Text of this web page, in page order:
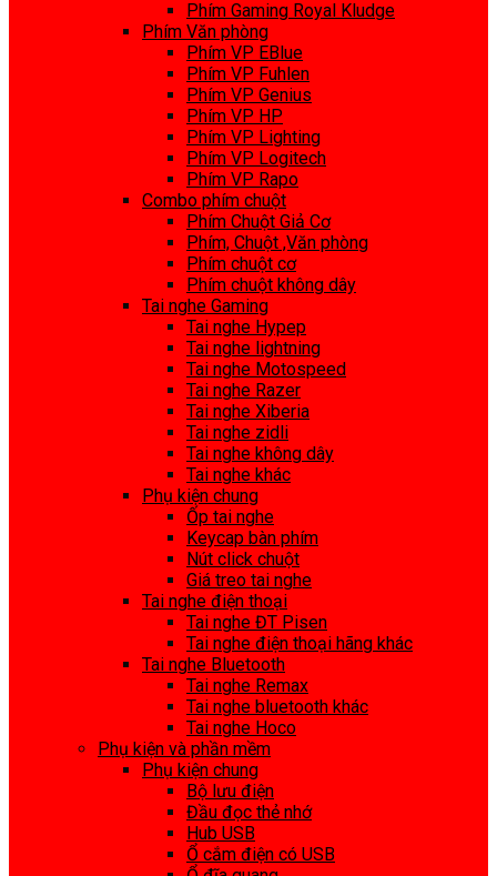
Phím Gaming Royal Kludge
Phím Văn phòng
Phím VP EBlue
Phím VP Fuhlen
Phím VP Genius
Phím VP HP
Phím VP Lighting
Phím VP Logitech
Phím VP Rapo
Combo phím chuột
Phím Chuột Giả Cơ
Phím, Chuột ,Văn phòng
Phím chuột cơ
Phím chuột không dây
Tai nghe Gaming
Tai nghe Hypep
Tai nghe lightning
Tai nghe Motospeed
Tai nghe Razer
Tai nghe Xiberia
Tai nghe zidli
Tai nghe không dây
Tai nghe khác
Phụ kiện chung
Ốp tai nghe
Keycap bàn phím
Nút click chuột
Giá treo tai nghe
Tai nghe điện thoại
Tai nghe ĐT Pisen
Tai nghe điện thoại hãng khác
Tai nghe Bluetooth
Tai nghe Remax
Tai nghe bluetooth khác
Tai nghe Hoco
Phụ kiện và phần mềm
Phụ kiện chung
Bộ lưu điện
Đầu đọc thẻ nhớ
Hub USB
Ổ cắm điện có USB